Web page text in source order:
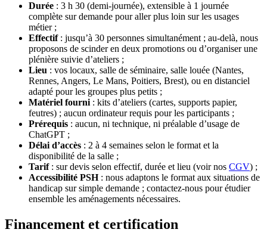
Durée : 3 h 30 (demi-journée), extensible à 1 journée
complète sur demande pour aller plus loin sur les usages
métier ;
Effectif: jusqu’à 30 personnes simultanément ; au-delà, nous
proposons de scinder en deux promotions ou d’organiser une
plénière suivie d’ateliers ;
Lieu : vos locaux, salle de séminaire, salle louée (Nantes,
Rennes, Angers, Le Mans, Poitiers, Brest), ou en distanciel
adapté pour les groupes plus petits ;
Matériel fourni : kits d’ateliers (cartes, supports papier,
feutres) ; aucun ordinateur requis pour les participants ;
Prérequis : aucun, ni technique, ni préalable d’usage de
ChatGPT ;
Délai d’accès : 2 à 4 semaines selon le format et la
disponibilité de la salle ;
Tarif: sur devis selon effectif, durée et lieu (voir nos CGV) ;
Accessibilité PSH: nous adaptons le format aux situations de
handicap sur simple demande ; contactez-nous pour étudier
ensemble les aménagements nécessaires.
Financement et certification